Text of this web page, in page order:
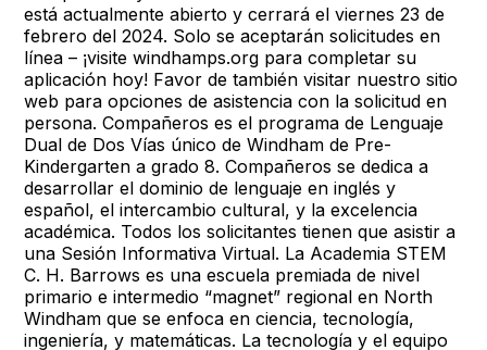
está actualmente abierto y cerrará el viernes 23 de
febrero del 2024. Solo se aceptarán solicitudes en
línea – ¡visite windhamps.org para completar su
aplicación hoy! Favor de también visitar nuestro sitio
web para opciones de asistencia con la solicitud en
persona. Compañeros es el programa de Lenguaje
Dual de Dos Vías único de Windham de Pre-
Kindergarten a grado 8. Compañeros se dedica a
desarrollar el dominio de lenguaje en inglés y
español, el intercambio cultural, y la excelencia
académica. Todos los solicitantes tienen que asistir a
una Sesión Informativa Virtual. La Academia STEM
C. H. Barrows es una escuela premiada de nivel
primario e intermedio “magnet” regional en North
Windham que se enfoca en ciencia, tecnología,
ingeniería, y matemáticas. La tecnología y el equipo